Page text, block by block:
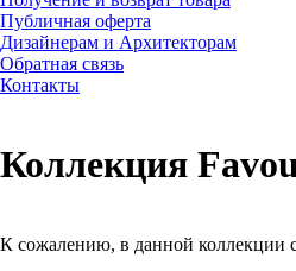
Публичная оферта
Дизайнерам и Архитекторам
Обратная связь
Контакты
Коллекция
К сожалению, в данной коллекции